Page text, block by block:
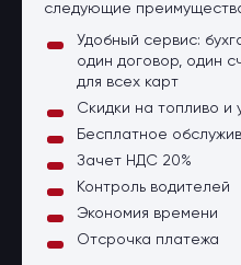
следующие
Удобный сервис:
один договор, один
для всех карт
Скидки на топливо и
Бесплатное
Зачет НДС 20%
Контроль водителей
Экономия времени
Отсрочка платежа